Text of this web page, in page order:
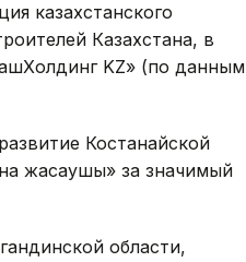
казахстанского
Казахстана, в
KZ» (по данным
Костанайской
жасаушы» за значимый
области,